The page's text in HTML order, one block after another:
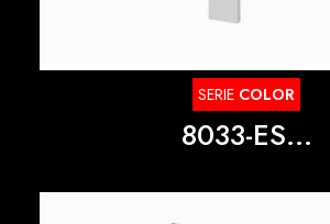
SERIE COLOR
8033-ES...